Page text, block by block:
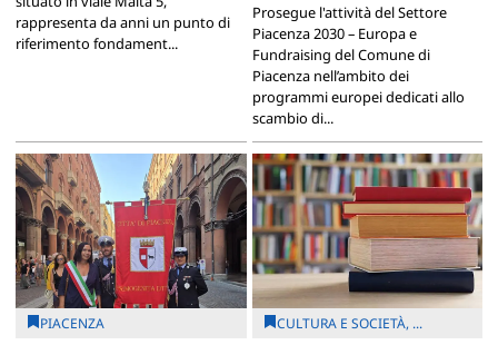
rappresenta da anni un punto di
riferimento fondament...
Prosegue l'attività del Settore
Piacenza 2030 – Europa e
Fundraising del Comune di
Piacenza nell’ambito dei
programmi europei dedicati allo
scambio di...
PIACENZA CULTURA E SOCIETÀ, ...